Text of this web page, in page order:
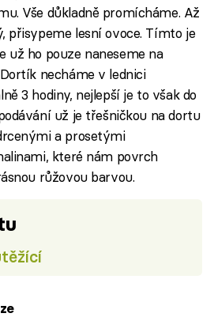
Vše důkladně promícháme. Až
přisypeme lesní ovoce. Tímto je
už ho pouze naneseme na
necháme v lednici
3 hodiny, nejlepší je to však do
už je třešničkou na dortu
a prosetými
které nám povrch
růžovou barvou.